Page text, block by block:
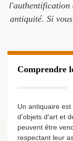
l'authentification
antiquité. Si
Comprendre
Un antiquaire
d'objets d'art et
peuvent être
respectant leur